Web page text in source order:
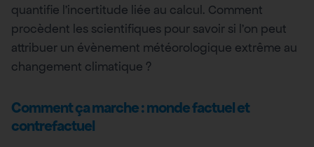
quantifie l’incertitude liée au calcul. Comment
procèdent les scientifiques pour savoir si l’on peut
attribuer un évènement météorologique extrême au
changement climatique ?
Comment ça marche : monde factuel et
contrefactuel